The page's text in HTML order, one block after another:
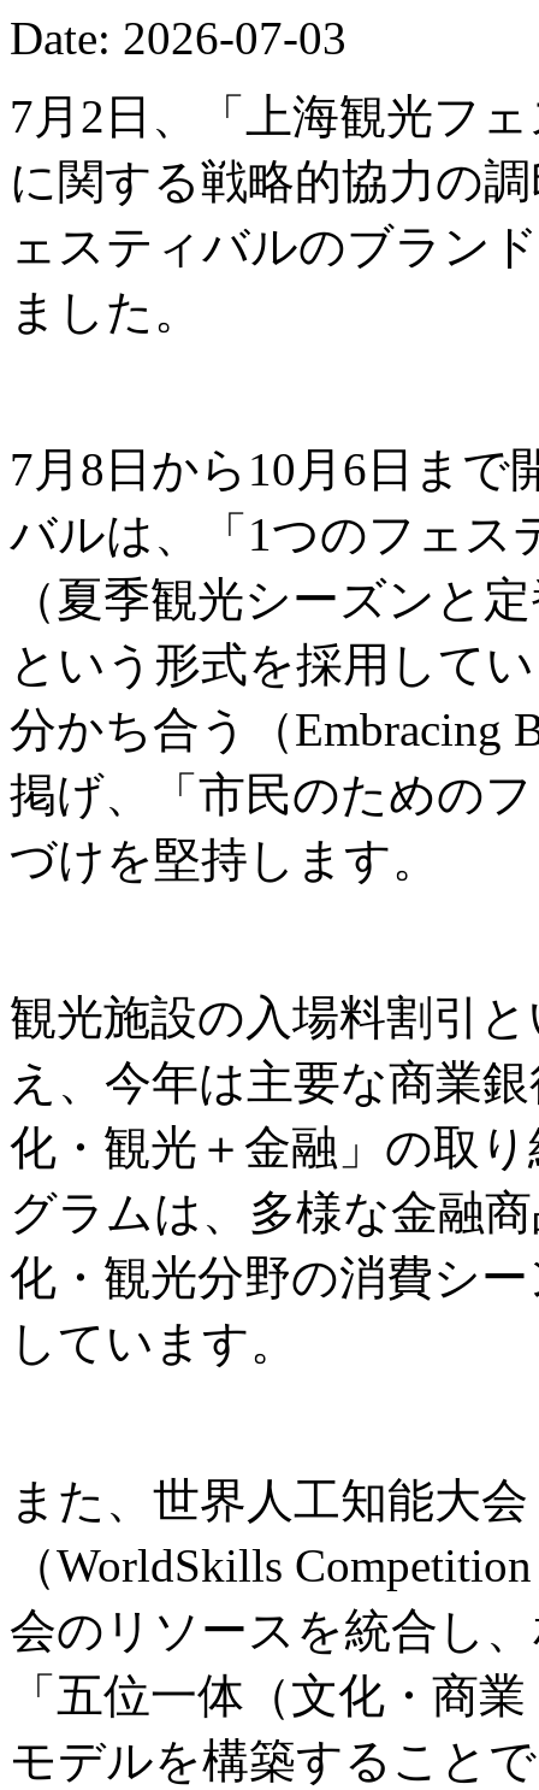
Date: 2026-07-03
7月2日、「上海観光フ
に関する戦略的協力の
ェスティバルのブラン
ました。
7月8日から10月6日ま
バルは、「1つのフェス
（夏季観光シーズンと
という形式を採用して
分かち合う（Embracing
掲げ、「市民のための
づけを堅持します。
観光施設の入場料割引
え、今年は主要な商業
化・観光＋金融」の取
グラムは、多様な金融
化・観光分野の消費シ
しています。
また、世界人工知能大
（WorldSkills
会のリソースを統合し
「五位一体（文化・商
モデルを構築すること